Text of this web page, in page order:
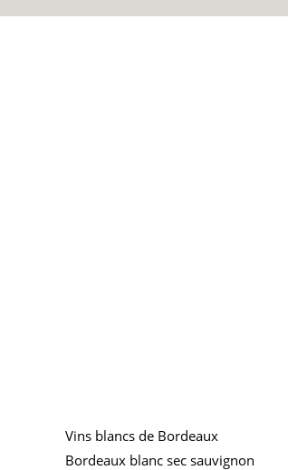
Vins blancs de Bordeaux
Bordeaux blanc sec sauvignon